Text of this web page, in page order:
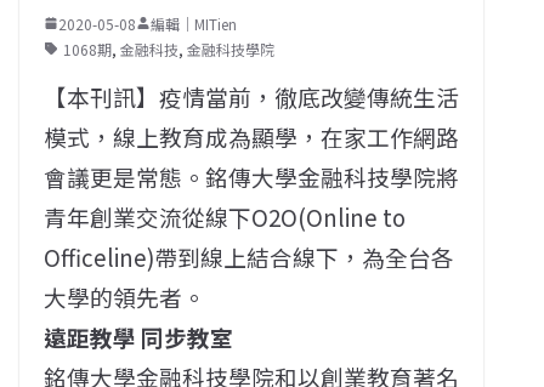
2020-05-08
編輯｜MITien
1068期, 金融科技, 金融科技學院
【本刊訊】疫情當前，徹底改變傳統生活
模式，線上教育成為顯學，在家工作網路
會議更是常態。銘傳大學金融科技學院將
青年創業交流從線下O2O(Online to
Officeline)帶到線上結合線下，為全台各
大學的領先者。
遠距教學 同步教室
銘傳大學金融科技學院和以創業教育著名